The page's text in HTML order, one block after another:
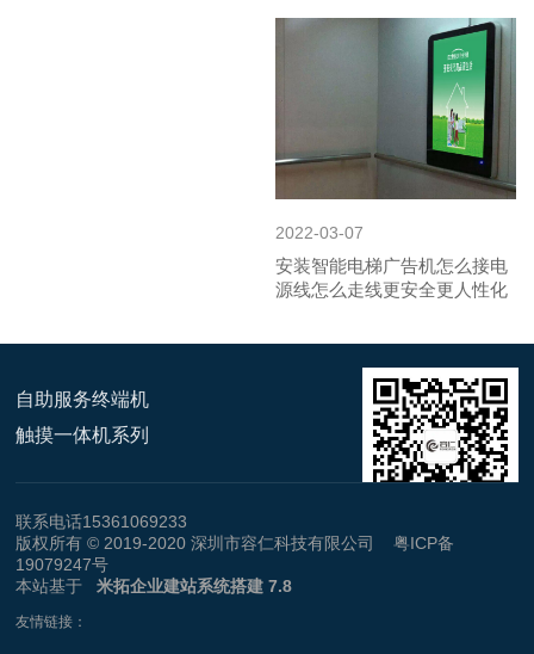
2022-03-07
安装智能电梯广告机怎么接电
源线怎么走线更安全更人性化
自助服务终端机
触摸一体机系列
联系电话15361069233
版权所有 © 2019-2020 深圳市容仁科技有限公司
粤ICP备
19079247号
本站基于
米拓企业建站系统搭建 7.8
友情链接：